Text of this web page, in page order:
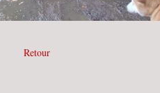
Retour